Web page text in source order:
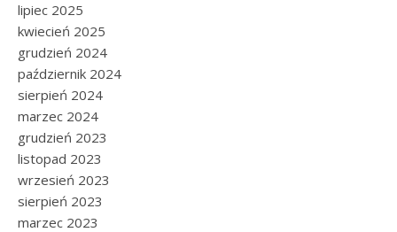
lipiec 2025
kwiecień 2025
grudzień 2024
październik 2024
sierpień 2024
marzec 2024
grudzień 2023
listopad 2023
wrzesień 2023
sierpień 2023
marzec 2023